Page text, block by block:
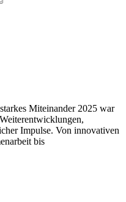
Miteinander 2025 war
Impulse. Von innovativen
bis